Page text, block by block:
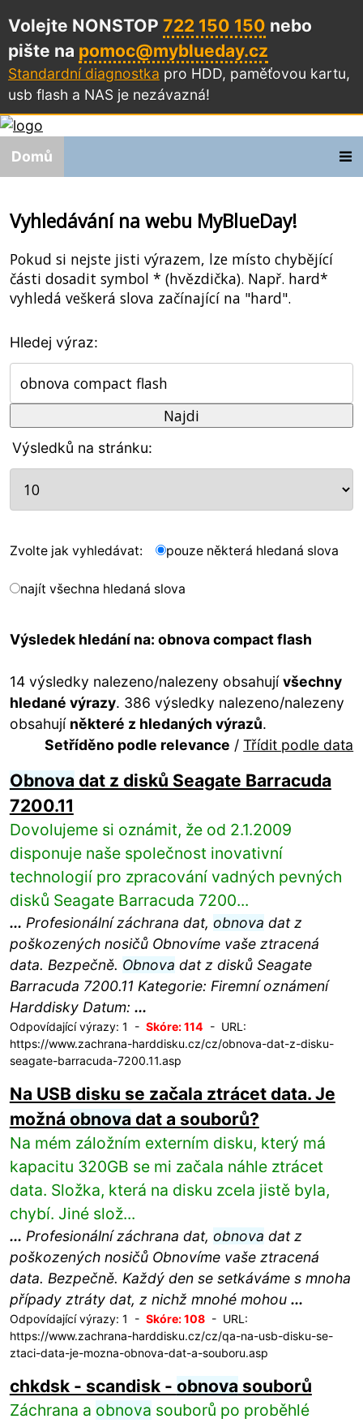
Volejte NONSTOP 722 150 150 nebo
pište na pomoc@myblueday.cz
Standardní diagnostka pro HDD, paměťovou kartu,
usb flash a NAS je nezávazná!
Domů
Vyhledávání na webu MyBlueDay!
Pokud si nejste jisti výrazem, lze místo chybějící
části dosadit symbol * (hvězdička). Např. hard*
vyhledá veškerá slova začínající na "hard".
Hledej výraz:
Výsledků na stránku:
Zvolte jak vyhledávat: pouze některá hledaná slova
najít všechna hledaná slova
Výsledek hledání na: obnova compact flash
14 výsledky nalezeno/nalezeny obsahujívšechny
hledané výrazy. 386 výsledky nalezeno/nalezeny
obsahují některé z hledaných výrazů.
Setříděno podle relevance /Třídit podle data
Obnova dat z disků Seagate Barracuda
7200.11
Dovolujeme si oznámit, že od 2.1.2009
disponuje naše společnost inovativní
technologií pro zpracování vadných pevných
disků Seagate Barracuda 7200...
... Profesionální záchrana dat, obnova dat z
poškozených nosičů Obnovíme vaše ztracená
data. Bezpečně. Obnova dat z disků Seagate
Barracuda 7200.11 Kategorie: Firemní oznámení
Harddisky Datum: ...
Odpovídající výrazy: 1 - Skóre: 114 - URL:
https://www.zachrana-harddisku.cz/cz/obnova-dat-z-disku-
seagate-barracuda-7200.11.asp
Na USB disku se začala ztrácet data. Je
možná obnova dat a souborů?
Na mém záložním externím disku, který má
kapacitu 320GB se mi začala náhle ztrácet
data. Složka, která na disku zcela jistě byla,
chybí. Jiné slož...
... Profesionální záchrana dat, obnova dat z
poškozených nosičů Obnovíme vaše ztracená
data. Bezpečně. Každý den se setkáváme s mnoha
případy ztráty dat, z nichž mnohé mohou ...
Odpovídající výrazy: 1 - Skóre: 108- URL:
https://www.zachrana-harddisku.cz/cz/qa-na-usb-disku-se-
ztaci-data-je-mozna-obnova-dat-a-souboru.asp
chkdsk - scandisk - obnova souborů
Záchrana a obnova souborů po proběhlé